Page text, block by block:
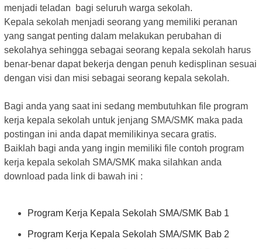
menjadi teladan
bagi seluruh warga sekolah.
Kepala sekolah menjadi seorang yang memiliki peranan
yang sangat penting dalam melakukan perubahan di
sekolahya sehingga sebagai seorang kepala sekolah harus
benar-benar dapat bekerja dengan penuh kedisplinan sesuai
dengan visi dan misi sebagai seorang kepala sekolah.
Bagi anda yang saat ini sedang membutuhkan file program
kerja kepala sekolah untuk jenjang SMA/SMK maka pada
postingan ini anda dapat memilikinya secara gratis.
Baiklah bagi anda yang ingin memiliki file contoh program
kerja kepala sekolah SMA/SMK maka silahkan anda
download pada link di bawah ini :
Program Kerja Kepala Sekolah SMA/SMK Bab 1
Program Kerja Kepala Sekolah SMA/SMK Bab 2